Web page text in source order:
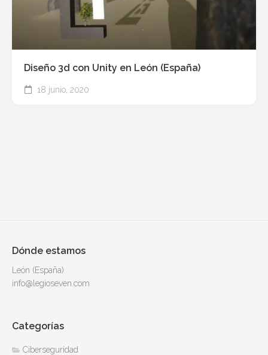
Diseño 3d con Unity en León (España)
18 junio, 2020
Dónde estamos
León (España)
info@legioseven.com
Categorías
Ciberseguridad